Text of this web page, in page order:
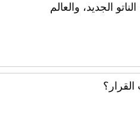
الجديد، والعالم